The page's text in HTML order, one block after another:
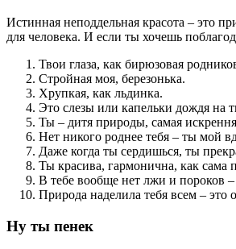
Истинная неподдельная красота – это
для человека. И если ты хочешь
Твои глаза, как бирюзовая
Стройная моя, березонька.
Хрупкая, как льдинка.
Это слезы или капельки дождя на
Ты – дитя природы, самая
Нет никого роднее тебя – ты мой
Даже когда ты сердишься, ты
Ты красива, гармонична, как сама
В тебе вообще нет лжи и пороков
Природа наделила тебя всем – это
Ну ты пенек